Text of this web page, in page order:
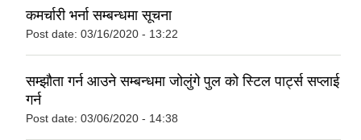
कमर्चारी भर्ना सम्बन्धमा सूचना
Post date: 03/16/2020 - 13:22
सम्झौता गर्न आउने सम्बन्धमा जोलुंगे पुल को स्टिल पार्ट्स सप्लाई
गर्न
Post date: 03/06/2020 - 14:38